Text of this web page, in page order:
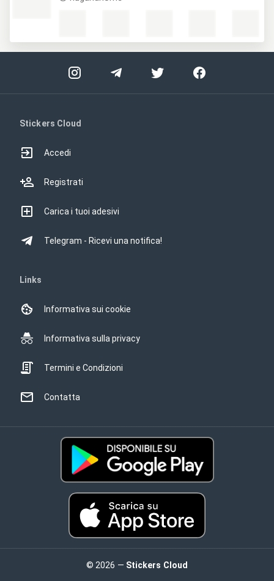
Stickers Cloud
Accedi
Registrati
Carica i tuoi adesivi
Telegram - Ricevi una notifica!
Links
Informativa sui cookie
Informativa sulla privacy
Termini e Condizioni
Contatta
© 2026 — Stickers Cloud